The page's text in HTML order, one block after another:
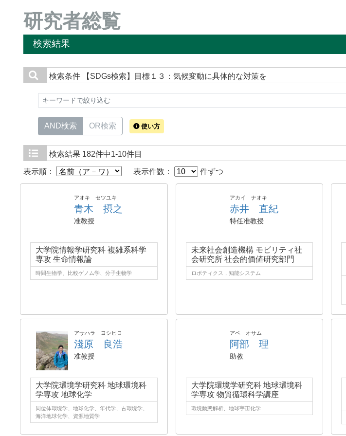
研究者総覧
検索結果
検索条件 【SDGs検索】目標１３：気候変動に具体的な対策を
AND検索 OR検索 使い方
検索結果 182件中1-10件目
表示順： 表示件数： 件ずつ
アオキ セツユキ
青木 摂之
准教授
大学院情報学研究科 複雑系科学
専攻 生命情報論
時間生物学、比較ゲノム学、分子生物学
アカイ ナオキ
赤井 直紀
特任准教授
未来社会創造機構 モビリティ社
会研究所 社会的価値研究部門
ロボティクス，知能システム
アサハラ ヨシヒロ
淺原 良浩
准教授
大学院環境学研究科 地球環境科
学専攻 地球化学
同位体環境学、地球化学、年代学、古環境学、
海洋地球化学、資源地質学
アベ オサム
阿部 理
助教
大学院環境学研究科 地球環境科
学専攻 物質循環科学講座
環境動態解析、地球宇宙化学